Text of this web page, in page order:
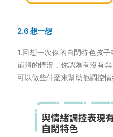
2.6 想一想
1.回想一次你的自閉特色孩
崩潰的情況，你認為有沒有
可以做些什麼來幫助他調控情